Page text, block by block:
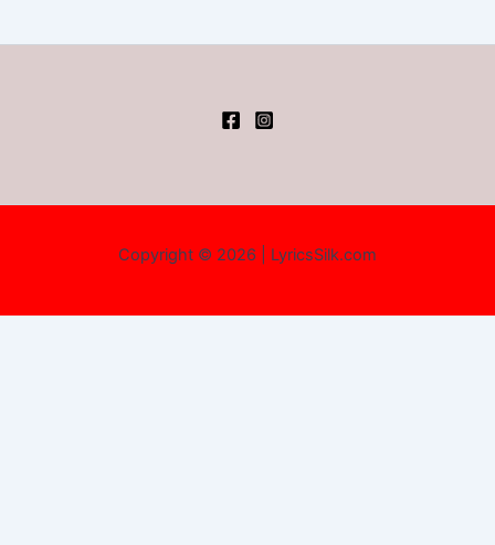
Copyright © 2026 | LyricsSilk.com